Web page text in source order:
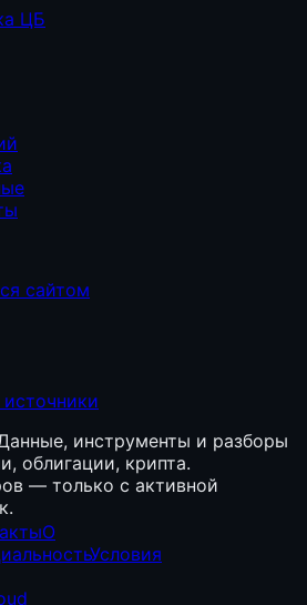
ЦБ
сайтом
инструменты и разборы
облигации, крипта.
— только с активной
О
Условия